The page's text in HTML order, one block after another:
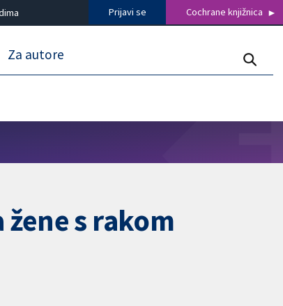
Prijavi se Cochrane knjižnica
Za autore
s rakom